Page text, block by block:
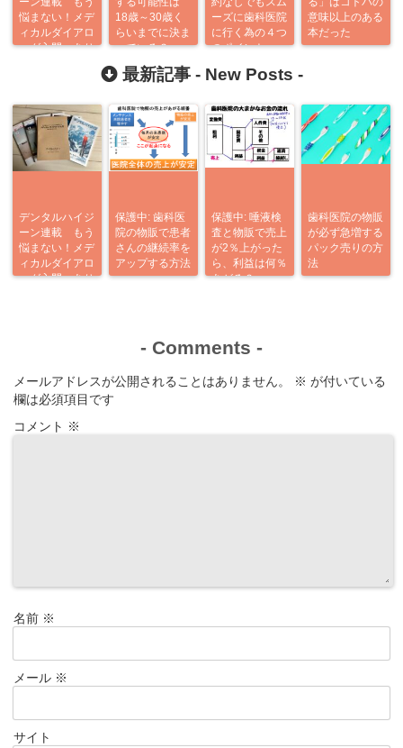
悩まない！メデ
ィカルダイアロ
ーグ入門 あり
18歳～30歳く
らいまでに決ま
っている？
ーズに歯科医院
に行く為の４つ
のポイント
意味以上のある
本だった
最新記事 - New Posts -
デンタルハイジ
ーン連載 もう
悩まない！メデ
ィカルダイアロ
ーグ入門 あり
保護中: 歯科医
院の物販で患者
さんの継続率を
アップする方法
保護中: 唾液検
査と物販で売上
が2％上がった
ら、利益は何％
あがる？
歯科医院の物販
が必ず急増する
パック売りの方
法
- Comments -
メールアドレスが公開されることはありません。 ※ が付いている
欄は必須項目です
コメント ※
名前 ※
メール ※
サイト